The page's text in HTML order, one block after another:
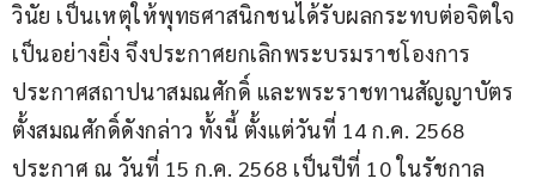
วินัย เป็นเหตุให้พุทธศาสนิกชนได้รับผลกระทบต่อจิตใจ
เป็นอย่างยิ่ง จึงประกาศยกเลิกพระบรมราชโองการ
ประกาศสถาปนาสมณศักดิ์ และพระราชทานสัญญาบัตร
ตั้งสมณศักดิ์ดังกล่าว ทั้งนี้ ตั้งแต่วันที่ 14 ก.ค. 2568
ประกาศ ณ วันที่ 15 ก.ค. 2568 เป็นปีที่ 10 ในรัชกาล